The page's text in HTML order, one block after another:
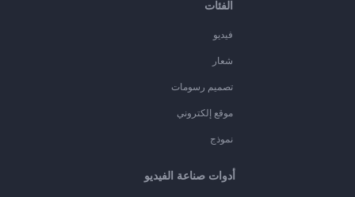
الفئات
فيديو
شعار
تصميم رسومات
موقع إلكتروني
نموذج
أدوات صناعة الفيديو